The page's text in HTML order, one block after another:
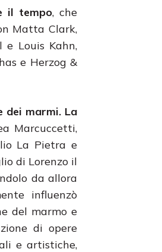
il tempo, che
Matta Clark,
e Louis Kahn,
e Herzog &
dei marmi. La
Marcuccetti,
La Pietra e
di Lorenzo il
da allora
influenzò
del marmo e
di opere
e artistiche,